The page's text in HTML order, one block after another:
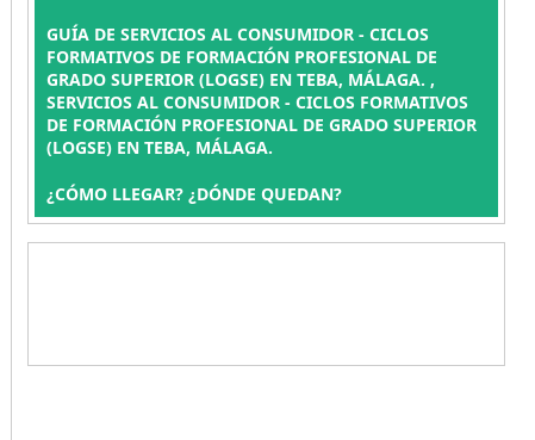
GUÍA DE SERVICIOS AL CONSUMIDOR - CICLOS
FORMATIVOS DE FORMACIÓN PROFESIONAL DE
GRADO SUPERIOR (LOGSE) EN TEBA, MÁLAGA. ,
SERVICIOS AL CONSUMIDOR - CICLOS FORMATIVOS
DE FORMACIÓN PROFESIONAL DE GRADO SUPERIOR
(LOGSE) EN TEBA, MÁLAGA.
¿CÓMO LLEGAR? ¿DÓNDE QUEDAN?